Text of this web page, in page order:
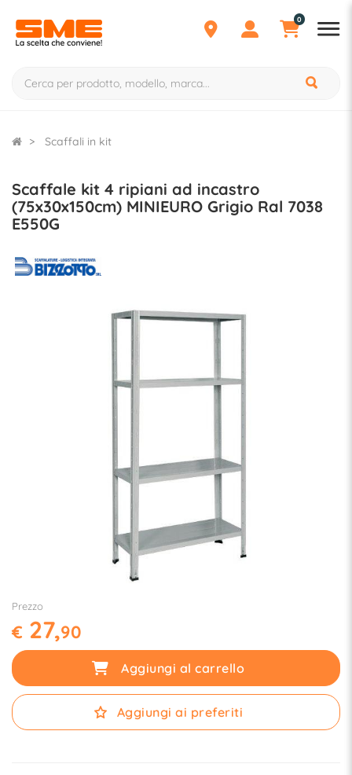
0
Scaffali in kit
Scaffale kit 4 ripiani ad incastro
(75x30x150cm) MINIEURO Grigio Ral 7038
E550G
Prezzo
€ 27,90
Aggiungi al carrello
Aggiungi ai preferiti